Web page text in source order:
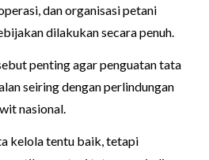
dan organisasi petani
dilakukan secara penuh.
penting agar penguatan tata
seiring dengan perlindungan
nasional.
kelola tentu baik, tetapi